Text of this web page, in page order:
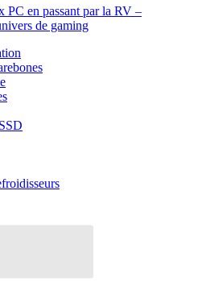
PC en passant par la RV –
de gaming